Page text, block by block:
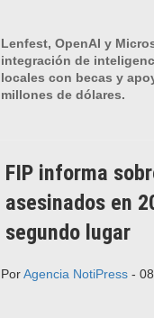
Lenfest, OpenAI y
integración de
locales con becas y
millones de dólares.
FIP informa
asesinados en
segundo lugar
PorAgencia NotiPress -